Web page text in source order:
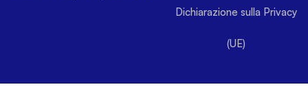
Dichiarazione sulla Privacy
(UE)